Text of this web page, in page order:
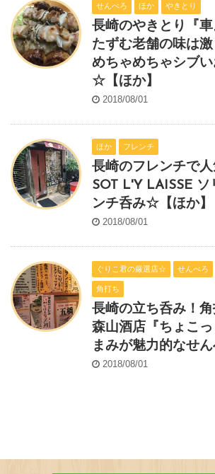
せんべろ ほか やきとり
長崎のやきとり『
たずむ老舗の味は激
めちゃめちゃシブ
☆【ほか】
2018/08/01
ほか フレンチ
長崎のフレンチで
SOT L'Y LAISSE
ンチ呑み☆【ほか】
2018/08/01
ぐりこ君の厳選店☆ せんべろ
角打ち
長崎の立ち呑み！
森山酒店『ちょこ
まみが魅力的なせん
2018/08/01